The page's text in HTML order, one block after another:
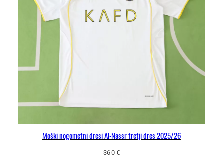
Moški nogometni dresi Al-Nassr tretji dres 2025/26
36.0 €